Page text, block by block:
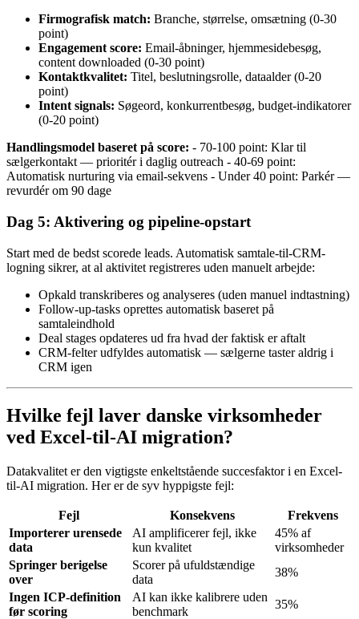
Firmografisk match: Branche, størrelse, omsætning (0-30
point)
Engagement score: Email-åbninger, hjemmesidebesøg,
content downloaded (0-30 point)
Kontaktkvalitet: Titel, beslutningsrolle, dataalder (0-20
point)
Intent signals: Søgeord, konkurrentbesøg, budget-indikatorer
(0-20 point)
Handlingsmodel baseret på score: - 70-100 point: Klar til
sælgerkontakt — prioritér i daglig outreach - 40-69 point:
Automatisk nurturing via email-sekvens - Under 40 point: Parkér —
revurdér om 90 dage
Dag 5: Aktivering og pipeline-opstart
Start med de bedst scorede leads. Automatisk samtale-til-CRM-
logning sikrer, at al aktivitet registreres uden manuelt arbejde:
Opkald transkriberes og analyseres (uden manuel indtastning)
Follow-up-tasks oprettes automatisk baseret på
samtaleindhold
Deal stages opdateres ud fra hvad der faktisk er aftalt
CRM-felter udfyldes automatisk — sælgerne taster aldrig i
CRM igen
Hvilke fejl laver danske virksomheder
ved Excel-til-AI migration?
Datakvalitet er den vigtigste enkeltstående succesfaktor i en Excel-
til-AI migration. Her er de syv hyppigste fejl:
Fejl Konsekvens
Frekvens
Importerer urensede
data
AI amplificerer fejl, ikke
kun kvalitet
45% af
virksomheder
Springer berigelse
over
Scorer på ufuldstændige
data
38%
Ingen ICP-definition
før scoring
AI kan ikke kalibrere uden
benchmark
35%